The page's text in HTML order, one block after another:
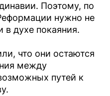
Поэтому, по
нужно не
в духе покаяния.
что они остаются
между
путей к